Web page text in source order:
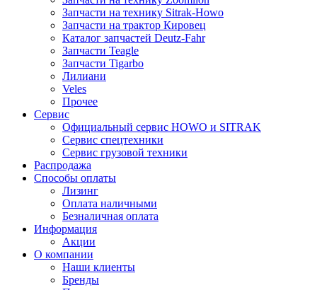
Запчасти на технику Sitrak-Howo
Запчасти на трактор Кировец
Каталог запчастей Deutz-Fahr
Запчасти Teagle
Запчасти Tigarbo
Лилиани
Veles
Прочее
Сервис
Официальный сервис HOWO и SITRAK
Сервис спецтехники
Сервис грузовой техники
Распродажа
Способы оплаты
Лизинг
Оплата наличными
Безналичная оплата
Информация
Акции
О компании
Наши клиенты
Бренды